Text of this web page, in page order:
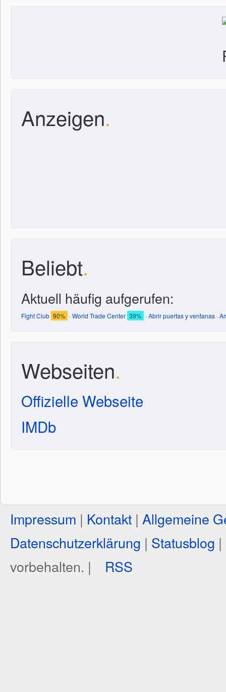
Anzeigen.
Beliebt.
Aktuell häufig aufgerufen:
Fight Club 90% ·World Trade Center 39% ·Abrir puertas y ventanas ·
Webseiten.
Offizielle Webseite
IMDb
Impressum | Kontakt | Allgemeine
Datenschutzerklärung | Statusblog |
vorbehalten. |
RSS